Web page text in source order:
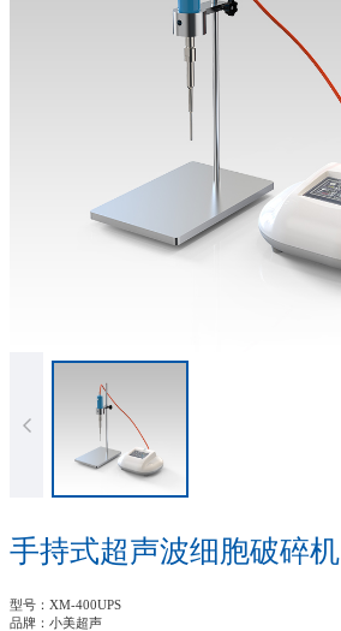
手持式超声波细胞破碎机
型号 ：XM-400UPS
品牌 ：小美超声